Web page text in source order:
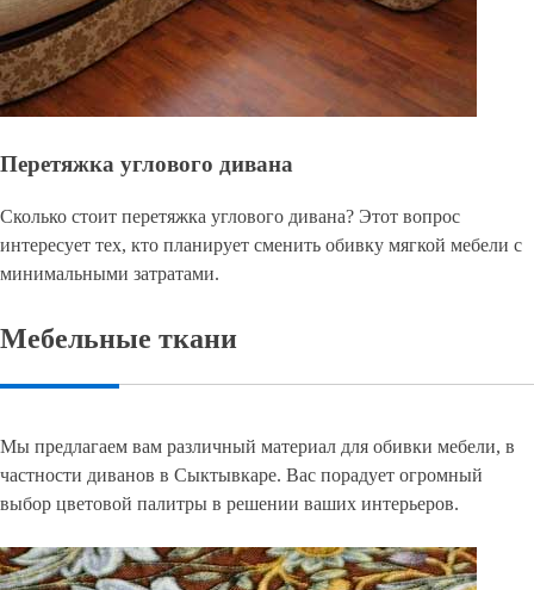
Перетяжка углового дивана
Сколько стоит перетяжка углового дивана? Этот вопрос
интересует тех, кто планирует сменить обивку мягкой мебели с
минимальными затратами.
Мебельные ткани
Мы предлагаем вам различный материал для обивки мебели, в
частности диванов в Сыктывкаре. Вас порадует огромный
выбор цветовой палитры в решении ваших интерьеров.